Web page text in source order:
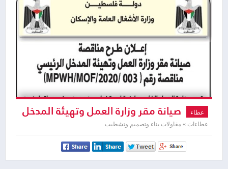
عطاء صيانة مقر وزارة العمل وتهيئة المدخل
الرئيسي
عطاءات » مقاولات بناء وتصميم وتشطيب